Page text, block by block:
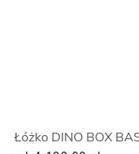
Łóżko DINO BOX